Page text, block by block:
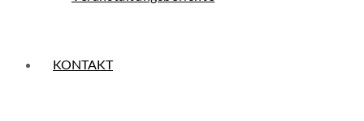
KONTAKT